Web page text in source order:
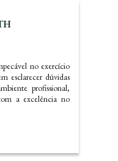
referente a
irei indicar o
os serviços do